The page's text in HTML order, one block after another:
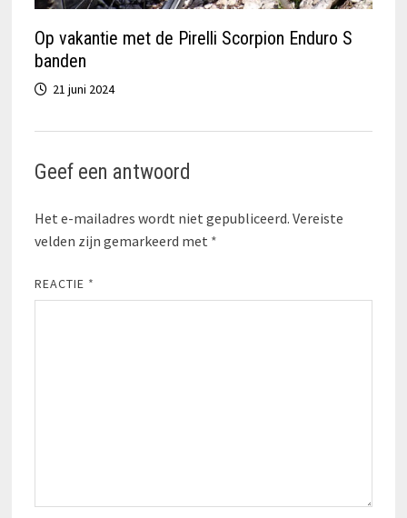
Op vakantie met de Pirelli Scorpion Enduro S
banden
21 juni 2024
Geef een antwoord
Het e-mailadres wordt niet gepubliceerd. Vereiste
velden zijn gemarkeerd met *
REACTIE *